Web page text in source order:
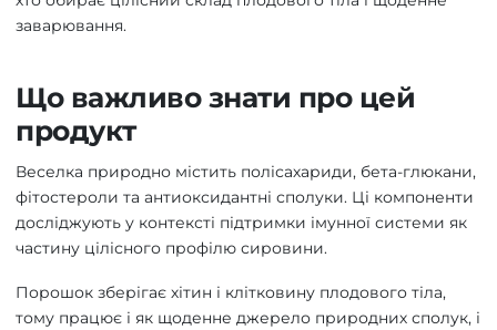
заварювання.
Що важливо знати про цей
продукт
Веселка природно містить полісахариди, бета-глюкани,
фітостероли та антиоксидантні сполуки. Ці компоненти
досліджують у контексті підтримки імунної системи як
частину цілісного профілю сировини.
Порошок зберігає хітин і клітковину плодового тіла,
тому працює і як щоденне джерело природних сполук, і